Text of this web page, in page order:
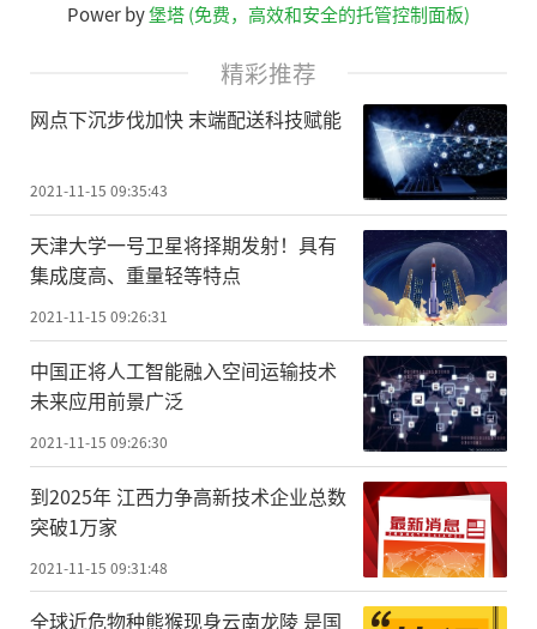
Power by堡塔 (免费，高效和安全的托管控制面板)
精彩推荐
网点下沉步伐加快 末端配送科技赋能
2021-11-15 09:35:43
天津大学一号卫星将择期发射！具有
集成度高、重量轻等特点
2021-11-15 09:26:31
中国正将人工智能融入空间运输技术
未来应用前景广泛
2021-11-15 09:26:30
到2025年 江西力争高新技术企业总数
突破1万家
2021-11-15 09:31:48
全球近危物种熊猴现身云南龙陵 是国